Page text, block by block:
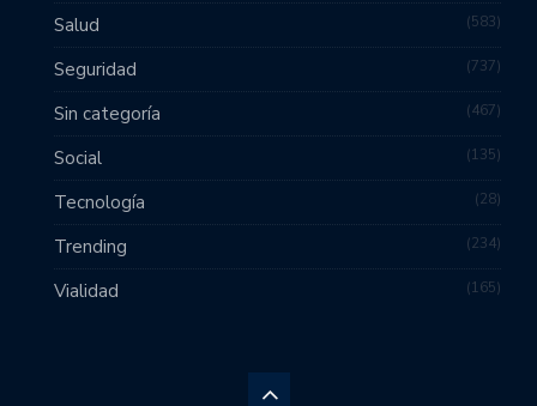
Salud 583
Seguridad 737
Sin categoría 467
Social 135
Tecnología 28
Trending 234
Vialidad 165